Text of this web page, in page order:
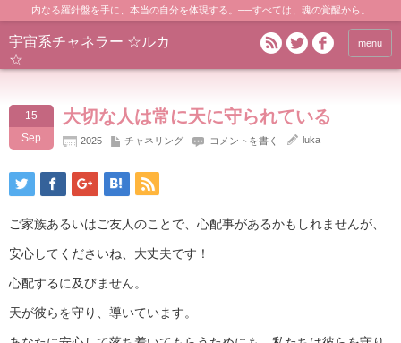
内なる羅針盤を手に、本当の自分を体現する。──すべては、魂の覚醒から。
宇宙系チャネラー ☆ルカ
☆
menu
15
Sep
大切な人は常に天に守られている
2025 チャネリング コメントを書く luka
ご家族あるいはご友人のことで、心配事があるかもしれませんが、
安心してくださいね、大丈夫です！
心配するに及びません。
天が彼らを守り、導いています。